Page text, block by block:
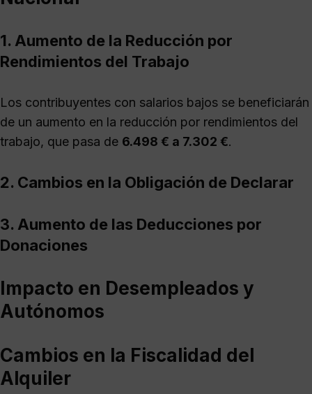
1. Aumento de la Reducción por
Rendimientos del Trabajo
Los contribuyentes con salarios bajos se beneficiarán
de un aumento en la reducción por rendimientos del
trabajo, que pasa de 6.498 € a 7.302 €.
2. Cambios en la Obligación de Declarar
3. Aumento de las Deducciones por
Donaciones
Impacto en Desempleados y
Autónomos
Cambios en la Fiscalidad del
Alquiler